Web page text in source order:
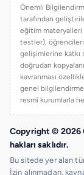
Önemli
tarafından
eğitim materyalleri
testler),
gelişimlerine katkı
doğrudan
kavranması
genel bilgilendirme
resmî kurumlarla
Copyright © 2026
hakları saklıdır.
Bu sitede yer alan
İzin alınmadan,